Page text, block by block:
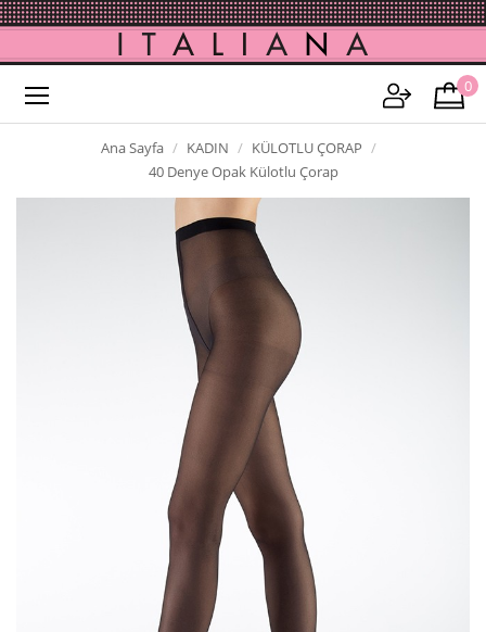
0
Ana Sayfa KADIN
KÜLOTLU ÇORAP
40 Denye Opak Külotlu Çorap